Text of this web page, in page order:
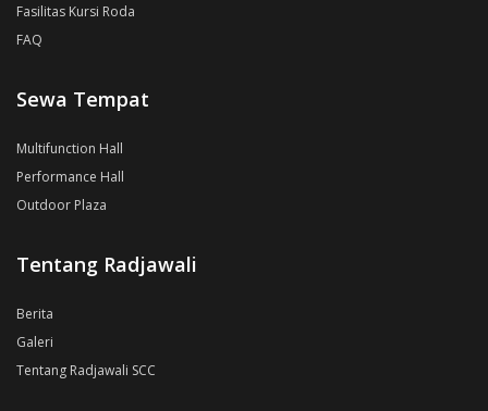
Fasilitas Kursi Roda
FAQ
Sewa Tempat
Multifunction Hall
Performance Hall
Outdoor Plaza
Tentang Radjawali
Berita
Galeri
Tentang Radjawali SCC